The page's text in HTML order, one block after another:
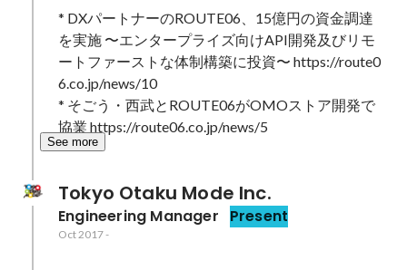
* DXパートナーのROUTE06、15億円の資金調達
を実施 〜エンタープライズ向けAPI開発及びリモ
ートファーストな体制構築に投資〜 https://route0
6.co.jp/news/10
* そごう・西武とROUTE06がOMOストア開発で
協業 https://route06.co.jp/news/5
See more
Tokyo Otaku Mode Inc.
Engineering Manager Present
Oct 2017-